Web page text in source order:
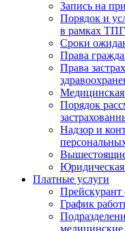
Запись на
Порядок и
в рамках
Сроки
Права
Права
Порядок
Надзор и
Платные услуги
Прейскурант
График